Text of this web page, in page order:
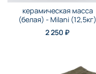
керамическая масса
(белая) - Milani (12,5кг)
2 250 ₽